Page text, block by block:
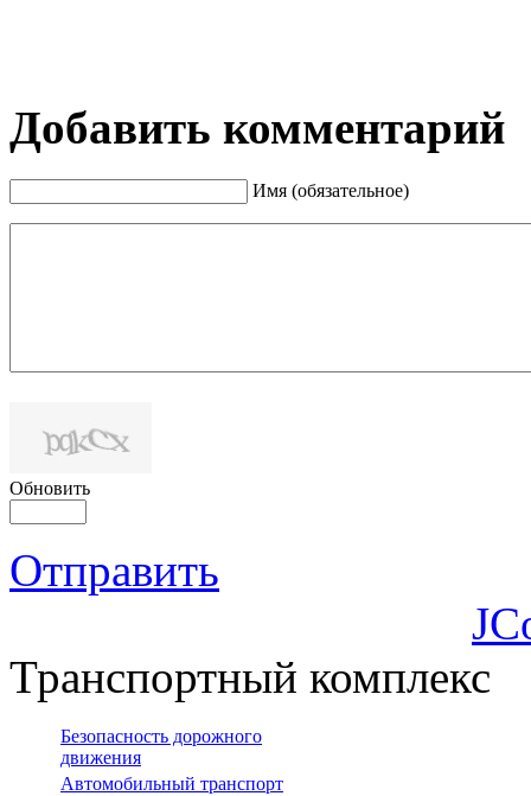
Добавить комментарий
Имя (обязательное)
Обновить
Отправить
Транспортный комплекс
Безопасность дорожного
движения
Автомобильный транспорт